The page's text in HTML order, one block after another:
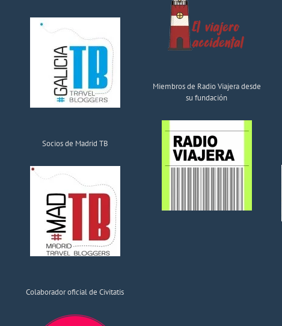
Socios de Madrid TB
Colaborador oficial de Civitatis
Miembros de Radio Viajera desde
su fundación